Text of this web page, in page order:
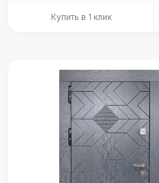
Купить в 1 клик